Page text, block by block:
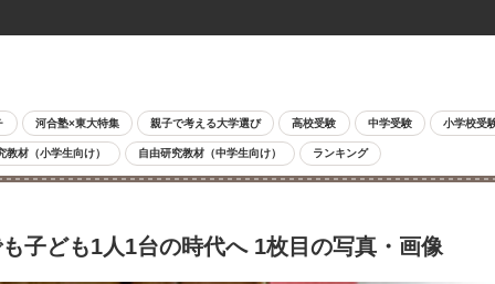
河合塾×東大特集 親子で考える大学選び 高校受験 中学受験 小学校受
教材（小学生向け） 自由研究教材（中学生向け） ランキング
子ども1人1台の時代へ 1枚目の写真・画像